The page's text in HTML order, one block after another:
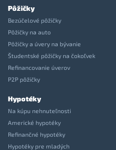
Pôžičky
Bezúčelové pôžičky
Pôžičky na auto
Pôžičky a úvery na bývanie
Študentské pôžičky na čokoľvek
Refinancovanie úverov
P2P pôžičky
Hypotéky
Na kúpu nehnuteľnosti
Americké hypotéky
Refinančné hypotéky
Hypotéky pre mladých